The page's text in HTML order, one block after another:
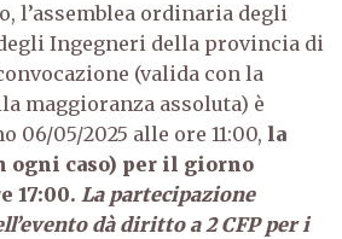
l’assemblea ordinaria degli
Ingegneri della provincia di
(valida con la
maggioranza assoluta) è
06/05/2025 alle ore 11:00, la
ogni caso) per il giorno
17:00. La partecipazione
dà diritto a 2 CFP per i